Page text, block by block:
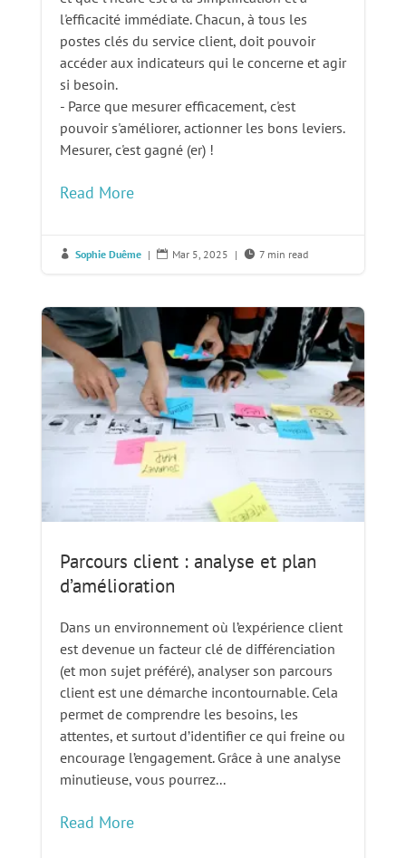
l'efficacité immédiate. Chacun, à tous les
postes clés du service client, doit pouvoir
accéder aux indicateurs qui le concerne et agir
si besoin.
- Parce que mesurer efficacement, c'est
pouvoir s'améliorer, actionner les bons leviers.
Mesurer, c'est gagné (er) !
Read More
 Sophie Duême |  Mar 5, 2025 |  7 min read
Parcours client : analyse et plan
d’amélioration
Dans un environnement où l’expérience client
est devenue un facteur clé de différenciation
(et mon sujet préféré), analyser son parcours
client est une démarche incontournable. Cela
permet de comprendre les besoins, les
attentes, et surtout d’identifier ce qui freine ou
encourage l’engagement. Grâce à une analyse
minutieuse, vous pourrez...
Read More